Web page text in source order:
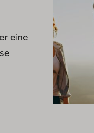
eine